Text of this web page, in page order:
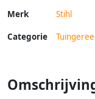
Merk Stihl
Categorie